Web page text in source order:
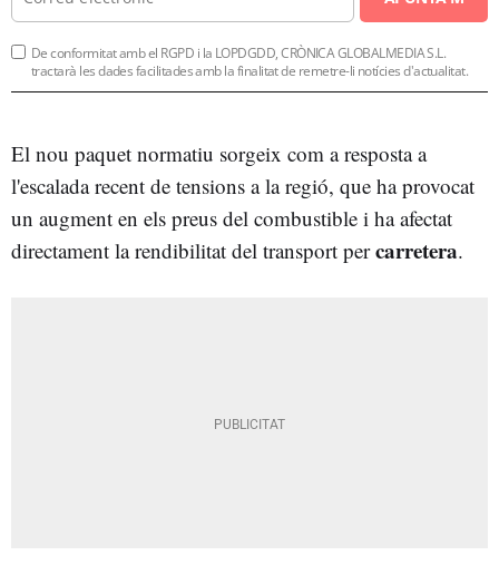
De conformitat amb el RGPD i la LOPDGDD, CRÒNICA GLOBALMEDIA S.L.
tractarà les dades facilitades amb la finalitat de remetre-li notícies d'actualitat.
El nou paquet normatiu sorgeix com a resposta a
l'escalada recent de tensions a la regió, que ha provocat
un augment en els preus del combustible i ha afectat
directament la rendibilitat del transport percarretera.